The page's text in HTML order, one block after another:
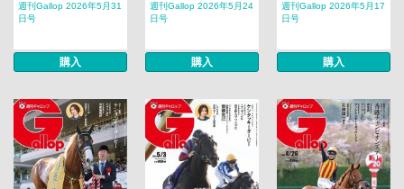
週刊Gallop 2026年5月31
日号
購入
週刊Gallop 2026年5月24
日号
購入
週刊Gallop 2026年5月17
日号
購入